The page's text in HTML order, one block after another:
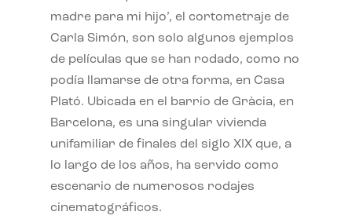
madre para mi hijo’, el cortometraje de
Carla Simón, son solo algunos ejemplos
de películas que se han rodado, como no
podía llamarse de otra forma, en Casa
Plató. Ubicada en el barrio de Gràcia, en
Barcelona, es una singular vivienda
unifamiliar de finales del siglo XIX que, a
lo largo de los años, ha servido como
escenario de numerosos rodajes
cinematográficos.